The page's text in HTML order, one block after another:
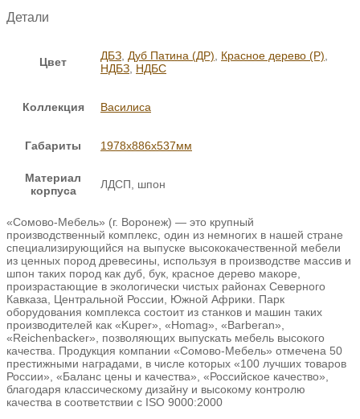
Детали
Цвет ДБЗ, Дуб Патина (ДР), Красное дерево (Р),
НДБЗ, НДБС
Коллекция Василиса
Габариты 1978х886х537мм
Материал
корпуса
ЛДСП, шпон
«Сомово-Мебель» (г. Воронеж) — это крупный
производственный комплекс, один из немногих в нашей стране
специализирующийся на выпуске высококачественной мебели
из ценных пород древесины, используя в производстве массив и
шпон таких пород как дуб, бук, красное дерево макоре,
произрастающие в экологически чистых районах Северного
Кавказа, Центральной России, Южной Африки. Парк
оборудования комплекса состоит из станков и машин таких
производителей как «Kuper», «Homag», «Barberan»,
«Reichenbacker», позволяющих выпускать мебель высокого
качества. Продукция компании «Сомово-Мебель» отмечена 50
престижными наградами, в числе которых «100 лучших товаров
России», «Баланс цены и качества», «Российское качество»,
благодаря классическому дизайну и высокому контролю
качества в соответствии с ISO 9000:2000